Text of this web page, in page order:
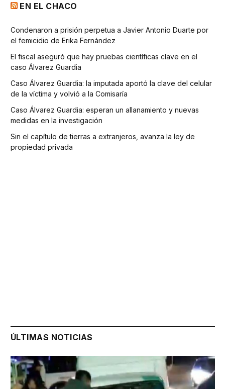
EN EL CHACO
Condenaron a prisión perpetua a Javier Antonio Duarte por
el femicidio de Erika Fernández
El fiscal aseguró que hay pruebas científicas clave en el
caso Álvarez Guardia
Caso Álvarez Guardia: la imputada aportó la clave del celular
de la víctima y volvió a la Comisaría
Caso Álvarez Guardia: esperan un allanamiento y nuevas
medidas en la investigación
Sin el capítulo de tierras a extranjeros, avanza la ley de
propiedad privada
ÚLTIMAS NOTICIAS